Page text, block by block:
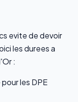
evite de devoir
les durees a
:
les DPE